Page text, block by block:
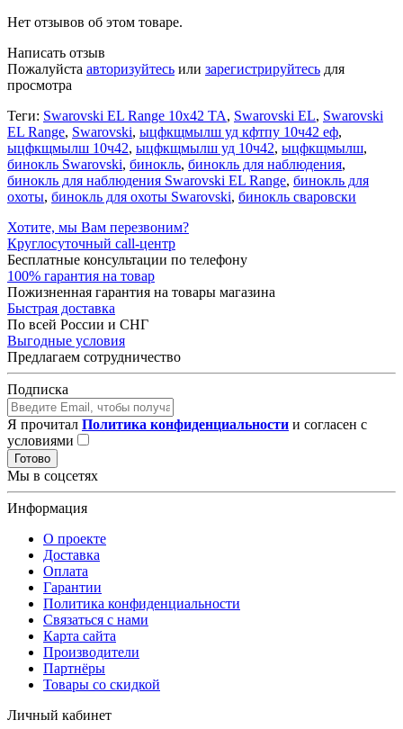
Нет отзывов об этом товаре.
Написать отзыв
Пожалуйста авторизуйтесь или зарегистрируйтесь для
просмотра
Теги: Swarovski EL Range 10x42 TA, Swarovski EL, Swarovski
EL Range, Swarovski, ыцфкщмылш уд кфтпу 10ч42 еф,
ыцфкщмылш 10ч42, ыцфкщмылш уд 10ч42, ыцфкщмылш,
бинокль Swarovski, бинокль, бинокль для наблюдения,
бинокль для наблюдения Swarovski EL Range, бинокль для
охоты, бинокль для охоты Swarovski, бинокль сваровски
Хотите, мы Вам перезвоним?
Круглосуточный call-центр
Бесплатные консультации по телефону
100% гарантия на товар
Пожизненная гарантия на товары магазина
Быстрая доставка
По всей России и СНГ
Выгодные условия
Предлагаем сотрудничество
Подписка
Я прочитал Политика конфиденциальности и согласен с
условиями
Готово
Мы в соцсетях
Информация
О проекте
Доставка
Оплата
Гарантии
Политика конфиденциальности
Связаться с нами
Карта сайта
Производители
Партнёры
Товары со скидкой
Личный кабинет